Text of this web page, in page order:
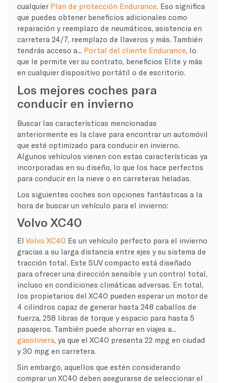
cualquier Plan de protección Endurance . Eso significa
que puedes obtener beneficios adicionales como
reparación y reemplazo de neumáticos, asistencia en
carretera 24/7, reemplazo de llaveros y más. También
tendrás acceso a... Portal del cliente Endurance , lo
que le permite ver su contrato, beneficios Elite y más
en cualquier dispositivo portátil o de escritorio.
Los mejores coches para
conducir en invierno
Buscar las características mencionadas
anteriormente es la clave para encontrar un automóvil
que esté optimizado para conducir en invierno.
Algunos vehículos vienen con estas características ya
incorporadas en su diseño, lo que los hace perfectos
para conducir en la nieve o en carreteras heladas.
Los siguientes coches son opciones fantásticas a la
hora de buscar un vehículo para el invierno:
Volvo XC40
El Volvo XC40 Es un vehículo perfecto para el invierno
gracias a su larga distancia entre ejes y su sistema de
tracción total. Este SUV compacto está diseñado
para ofrecer una dirección sensible y un control total,
incluso en condiciones climáticas adversas. En total,
los propietarios del XC40 pueden esperar un motor de
4 cilindros capaz de generar hasta 248 caballos de
fuerza, 258 libras de torque y espacio para hasta 5
pasajeros. También puede ahorrar en viajes a...
gasolinera , ya que el XC40 presenta 22 mpg en ciudad
y 30 mpg en carretera.
Sin embargo, aquellos que estén considerando
comprar un XC40 deben asegurarse de seleccionar el